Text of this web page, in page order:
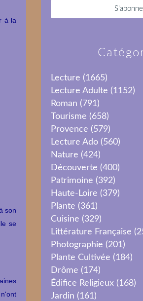
à la
son
se
Lecture (1665)
Lecture Adulte (1152)
Roman (791)
Tourisme (658)
Provence (579)
Lecture Ado (560)
Nature (424)
Découverte (400)
Patrimoine (392)
Haute-Loire (379)
Plante (361)
Cuisine (329)
Littérature Française
Photographie (201)
Plante Cultivée (184)
Drôme (174)
Édifice Religieux (168)
Jardin (161)